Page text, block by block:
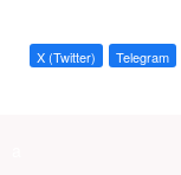
X (Twitter) Telegram